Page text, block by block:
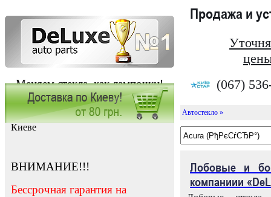
Меняем стекла, как лампочки!
Продажа и
(067)
Заказать установку автостекла в
Киеве
ВНИМАНИЕ!!!
Бессрочная гарантия на
Автостекло »
Лобовые и
компаниии